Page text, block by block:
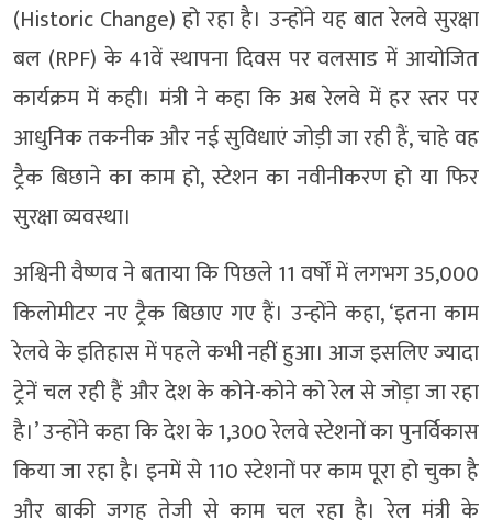
(Historic Change) हो रहा है। उन्होंने यह बात रेलवे सुरक्षा
बल (RPF) के 41वें स्थापना दिवस पर वलसाड में आयोजित
कार्यक्रम में कही। मंत्री ने कहा कि अब रेलवे में हर स्तर पर
आधुनिक तकनीक और नई सुविधाएं जोड़ी जा रही हैं, चाहे वह
ट्रैक बिछाने का काम हो, स्टेशन का नवीनीकरण हो या फिर
सुरक्षा व्यवस्था।
अश्विनी वैष्णव ने बताया कि पिछले 11 वर्षों में लगभग 35,000
किलोमीटर नए ट्रैक बिछाए गए हैं। उन्होंने कहा, ‘इतना काम
रेलवे के इतिहास में पहले कभी नहीं हुआ। आज इसलिए ज्यादा
ट्रेनें चल रही हैं और देश के कोने-कोने को रेल से जोड़ा जा रहा
है।’ उन्होंने कहा कि देश के 1,300 रेलवे स्टेशनों का पुनर्विकास
किया जा रहा है। इनमें से 110 स्टेशनों पर काम पूरा हो चुका है
और बाकी जगह तेजी से काम चल रहा है। रेल मंत्री के